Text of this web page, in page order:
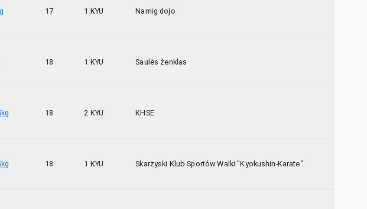
17 1 KYU Namig dojo
18 1 KYU Saulės ženklas
18 2 KYU KHSE
18 1 KYU Skarżyski Klub Sportów Walki "Kyokushin-Karate"